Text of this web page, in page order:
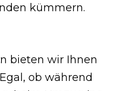
kümmern.
bieten wir Ihnen
ob während